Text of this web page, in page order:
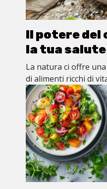
Il potere del
la tua salute
La natura ci offre
di alimenti ricchi di